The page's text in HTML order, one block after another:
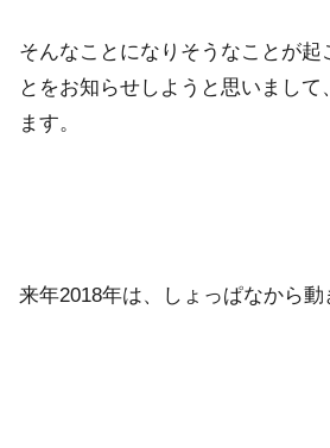
そんなことになりそうなことが起
とをお知らせしようと思いまし
ます。
来年2018年は、しょっぱなから動